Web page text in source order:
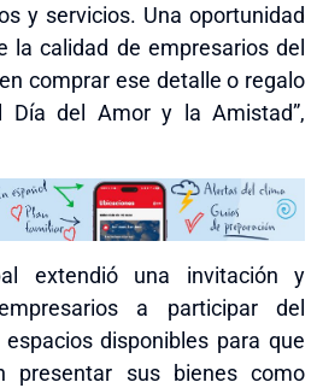
y servicios. Una oportunidad
la calidad de empresarios del
comprar ese detalle o regalo
Día del Amor y la Amistad”,
extendió una invitación y
a participar del
disponibles para que
presentar sus bienes como